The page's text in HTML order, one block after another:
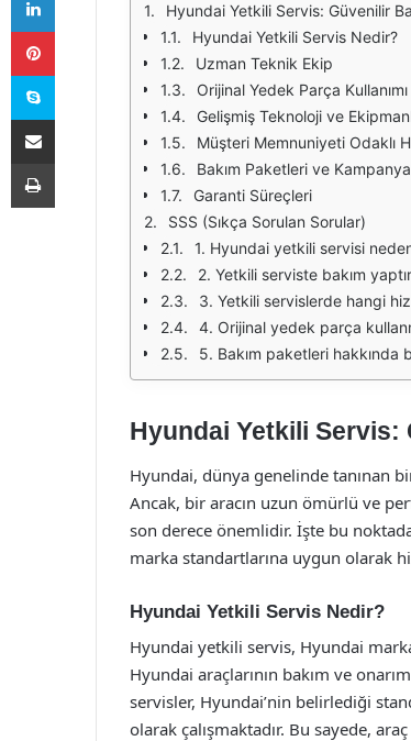
Hyundai Yetkili Servis: Güvenilir
Hyundai Yetkili Servis Nedir?
Uzman Teknik Ekip
Orijinal Yedek Parça Kullanımı
Gelişmiş Teknoloji ve
Müşteri Memnuniyeti Odaklı
Bakım Paketleri ve
Garanti Süreçleri
SSS (Sıkça Sorulan Sorular)
1. Hyundai yetkili servisi
2. Yetkili serviste bakım
3. Yetkili servislerde hangi
4. Orijinal yedek parça
5. Bakım paketleri hakkında
Hyundai Yetkili Servis:
Hyundai, dünya genelinde tanınan
Ancak, bir aracın uzun ömürlü ve
son derece önemlidir. İşte bu
marka standartlarına uygun olarak
Hyundai Yetkili Servis Nedir?
Hyundai yetkili servis, Hyundai
Hyundai araçlarının bakım ve
servisler, Hyundai’nin belirlediği
olarak çalışmaktadır. Bu sayede,
Pinterest
Skype
E-Posta ile paylaş